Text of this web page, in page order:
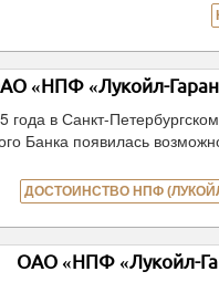
«НПФ «Лукойл-
года в Санкт-
Банка появилась
ДОСТОИНСТВО НПФ
ОАО «НПФ «Лукойл-